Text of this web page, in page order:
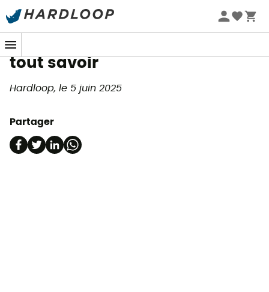
Magazine
tout savoir
Hardloop, le 5 juin 2025
Partager